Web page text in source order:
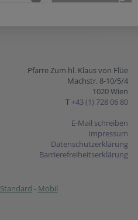
Pfarre Zum hl. Klaus von Flüe
Machstr. 8-10/5/4
1020 Wien
T +43 (1) 728 06 80
E-Mail schreiben
Impressum
Datenschutzerklärung
Barrierefreiheitserklärung
Standard - Mobil